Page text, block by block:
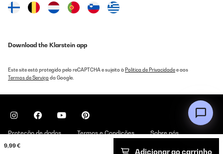
9,99 €
Adicionar ao carrinho
Download the Klarstein app
Este site está protegido pelo reCAPTCHA e sujeito à Política de Privacidadee aos
Termos de Serviçoda Google.
Proteção de dados Termos e Condições Sobre nós